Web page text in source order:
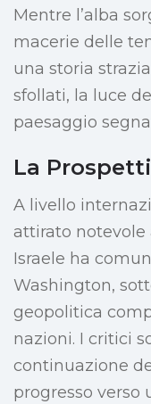
Mentre l’alba
macerie delle
una storia
sfollati, la luce
paesaggio
La
A livello
attirato notevole
Israele ha
Washington,
geopolitica
nazioni. I critici
continuazione
progresso verso